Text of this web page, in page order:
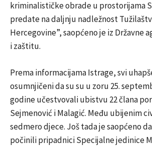
kriminalističke obrade u prostorijama
predate na daljnju nadležnost
Hercegovine”, saopćeno je iz Državne
i zaštitu.
Prema informacijama Istrage, svi
osumnjičeni da su su u zoru 25.
godine učestvovali ubistvu 22 člana
Sejmenović i Malagić. Među ubijenim
sedmero djece. Još tada je saopćeno
počinili pripadnici Specijalne jedinice